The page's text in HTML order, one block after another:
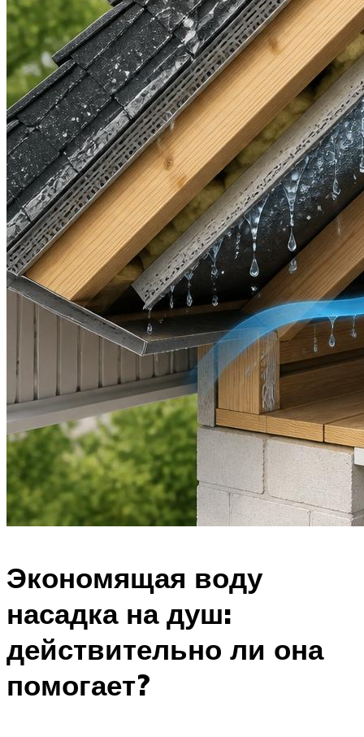
Экономящая воду
насадка на душ:
действительно ли она
помогает?